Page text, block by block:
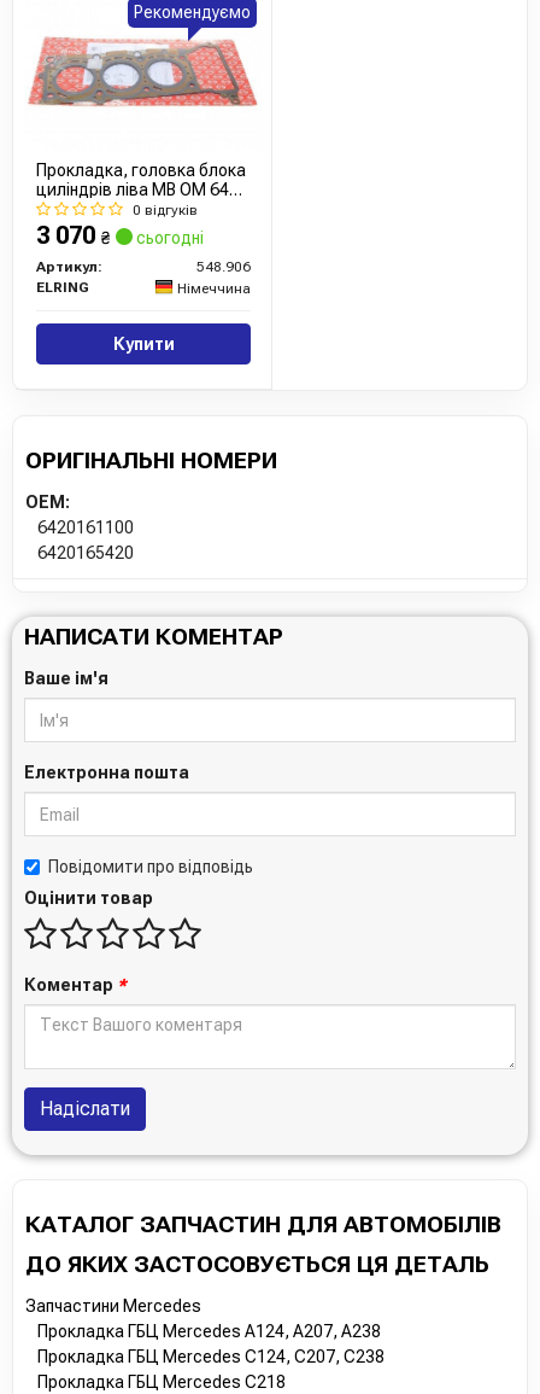
Сайт:
https://www.victorreinz.com/
Усі запчастини VICTOR REINZ →
Прокладка, головка блока
циліндрів ліва MB OM 642
(вир-во Elring)0 відгуків
3 070 ₴ сьогодні
Артикул:
548.906
ELRING
Німеччина
Купити
Рекомендуємо
ОРИГІНАЛЬНІ НОМЕРИ
OEM:
6420161100
6420165420
НАПИСАТИ КОМЕНТАР
Ваше ім'я
Електронна пошта
Повідомити про відповідь
Оцінити товар
Коментар *
Надіслати
КАТАЛОГ ЗАПЧАСТИН ДЛЯ АВТОМОБІЛІВ
ДО ЯКИХ ЗАСТОСОВУЄТЬСЯ ЦЯ ДЕТАЛЬ
Запчастини Mercedes
Прокладка ГБЦ Mercedes A124, A207, A238
Прокладка ГБЦ Mercedes C124, C207, C238
Прокладка ГБЦ Mercedes C218